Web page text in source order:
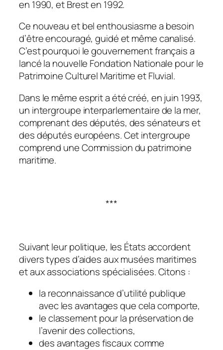
en 1990, et Brest en 1992.
Ce nouveau et bel enthousiasme a besoin
d’être encouragé, guidé et même canalisé.
C’est pourquoi le gouvernement français a
lancé la nouvelle Fondation Nationale pour le
Patrimoine Culturel Maritime et Fluvial.
Dans le même esprit a été créé, en juin 1993,
un intergroupe interparlementaire de la mer,
comprenant des députés, des sénateurs et
des députés européens. Cet intergroupe
comprend une Commission du patrimoine
maritime.
***
Suivant leur politique, les États accordent
divers types d’aides aux musées maritimes
et aux associations spécialisées. Citons :
la reconnaissance d’utilité publique
avec les avantages que cela comporte,
le classement pour la préservation de
l’avenir des collections,
des avantages fiscaux comme